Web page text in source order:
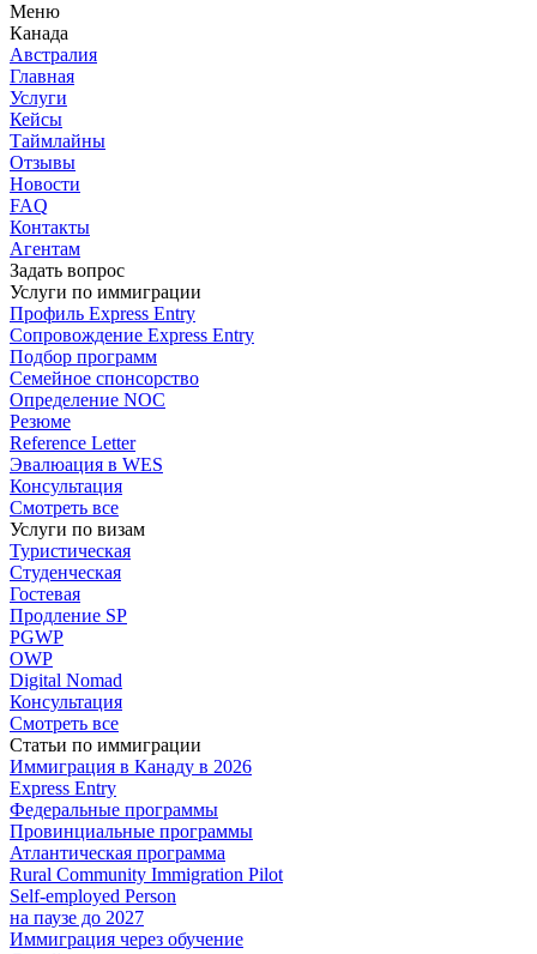
Меню
Канада
Австралия
Главная
Услуги
Кейсы
Таймлайны
Отзывы
Новости
FAQ
Контакты
Агентам
Задать вопрос
Услуги по иммиграции
Профиль Express Entry
Сопровождение Express Entry
Подбор программ
Семейное спонсорство
Определение NOC
Резюме
Reference Letter
Эвалюация в WES
Консультация
Смотреть все
Услуги по визам
Туристическая
Студенческая
Гостевая
Продление SP
PGWP
OWP
Digital Nomad
Консультация
Смотреть все
Статьи по иммиграции
Иммиграция в Канаду в 2026
Express Entry
Федеральные программы
Провинциальные программы
Атлантическая программа
Rural Community Immigration Pilot
Self-employed Person
на паузе до 2027
Иммиграция через обучение